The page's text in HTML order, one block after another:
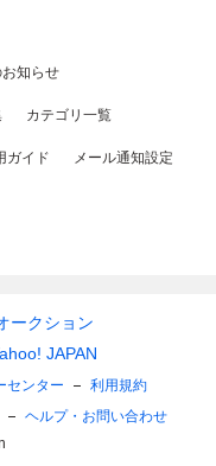
知らせ
カテゴリ一覧
ガイド メール通知設定
ークション
JAPAN
センター
利用規約
ヘルプ・お問い合わせ